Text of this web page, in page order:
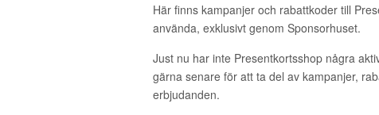
Här finns kampanjer och rabattkoder till
använda, exklusivt genom Sponsorhuset.
Just nu har inte Presentkortsshop några
gärna senare för att ta del av kampanjer,
erbjudanden.